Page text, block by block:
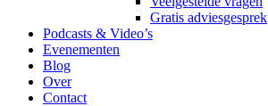
Gratis adviesgesprek
Podcasts & Video’s
Evenementen
Blog
Over
Contact